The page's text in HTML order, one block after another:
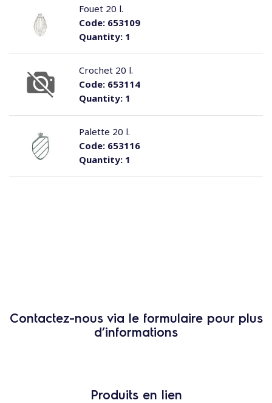
Quantity:1
Code:653109
Fouet 20 l.
Quantity:1
Code:653114
Crochet 20 l.
Quantity:1
Code:653116
Palette 20 l.
Contactez-nous via le formulaire pour plus
d’informations
Produits en lien